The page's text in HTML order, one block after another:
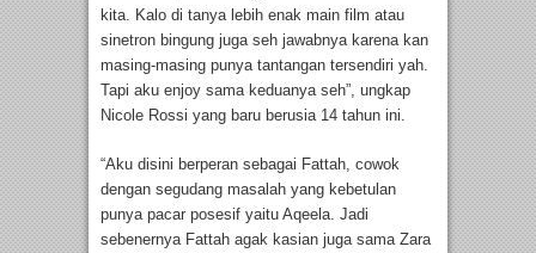
kita. Kalo di tanya lebih enak main film atau
sinetron bingung juga seh jawabnya karena kan
masing-masing punya tantangan tersendiri yah.
Tapi aku enjoy sama keduanya seh”, ungkap
Nicole Rossi yang baru berusia 14 tahun ini.
“Aku disini berperan sebagai Fattah, cowok
dengan segudang masalah yang kebetulan
punya pacar posesif yaitu Aqeela. Jadi
sebenernya Fattah agak kasian juga sama Zara